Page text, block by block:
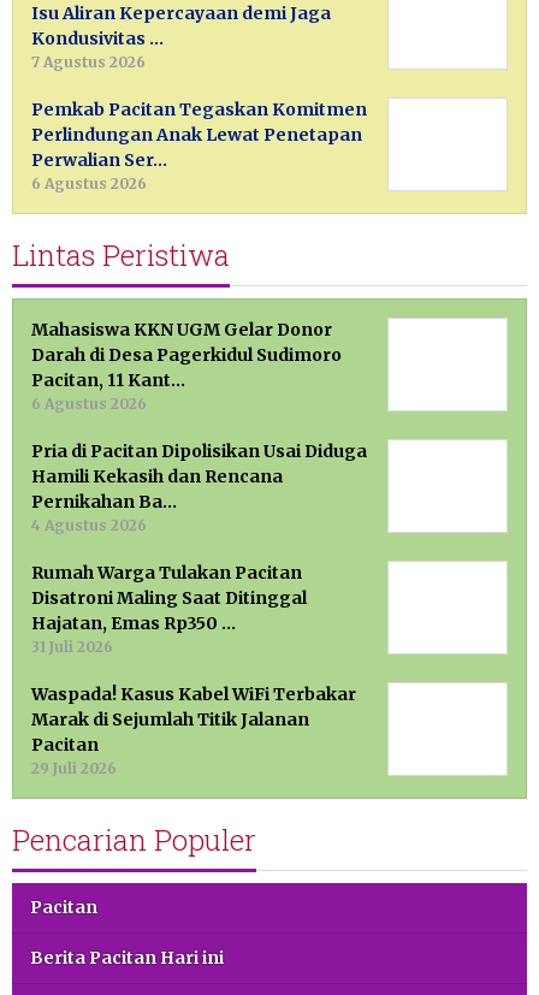
Isu Aliran Kepercayaan demi Jaga
Kondusivitas …
7 Agustus 2026
Pemkab Pacitan Tegaskan Komitmen
Perlindungan Anak Lewat Penetapan
Perwalian Ser…
6 Agustus 2026
Lintas Peristiwa
Mahasiswa KKN UGM Gelar Donor
Darah di Desa Pagerkidul Sudimoro
Pacitan, 11 Kant…
6 Agustus 2026
Pria di Pacitan Dipolisikan Usai Diduga
Hamili Kekasih dan Rencana
Pernikahan Ba…
4 Agustus 2026
Rumah Warga Tulakan Pacitan
Disatroni Maling Saat Ditinggal
Hajatan, Emas Rp350 …
31 Juli 2026
Waspada! Kasus Kabel WiFi Terbakar
Marak di Sejumlah Titik Jalanan
Pacitan
29 Juli 2026
Pencarian Populer
Pacitan
Berita Pacitan Hari ini